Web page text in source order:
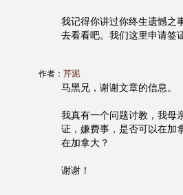
我记得你讲过你终生遗憾之
去看看吧。我们这里申请签
作者： 芹泥
马黑兄，谢谢文章的信息。
我真有一个问题讨教，我母
证，嫌费事，是否可以在加
在加拿大？
谢谢！